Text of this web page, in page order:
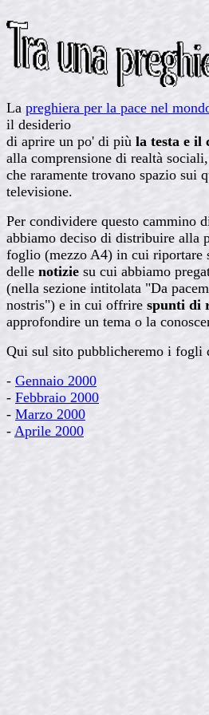
La preghiera per la pace nel
il desiderio
di aprire un po' di più la testa e il
alla comprensione di realtà
che raramente trovano spazio sui
televisione.
Per condividere questo cammino
abbiamo deciso di distribuire alla
foglio (mezzo A4) in cui riportare
delle notizie su cui abbiamo
(nella sezione intitolata "Da
nostris") e in cui offrire spunti di
approfondire un tema o la
Qui sul sito pubblicheremo i fogli
- Gennaio 2000
- Febbraio 2000
- Marzo 2000
- Aprile 2000